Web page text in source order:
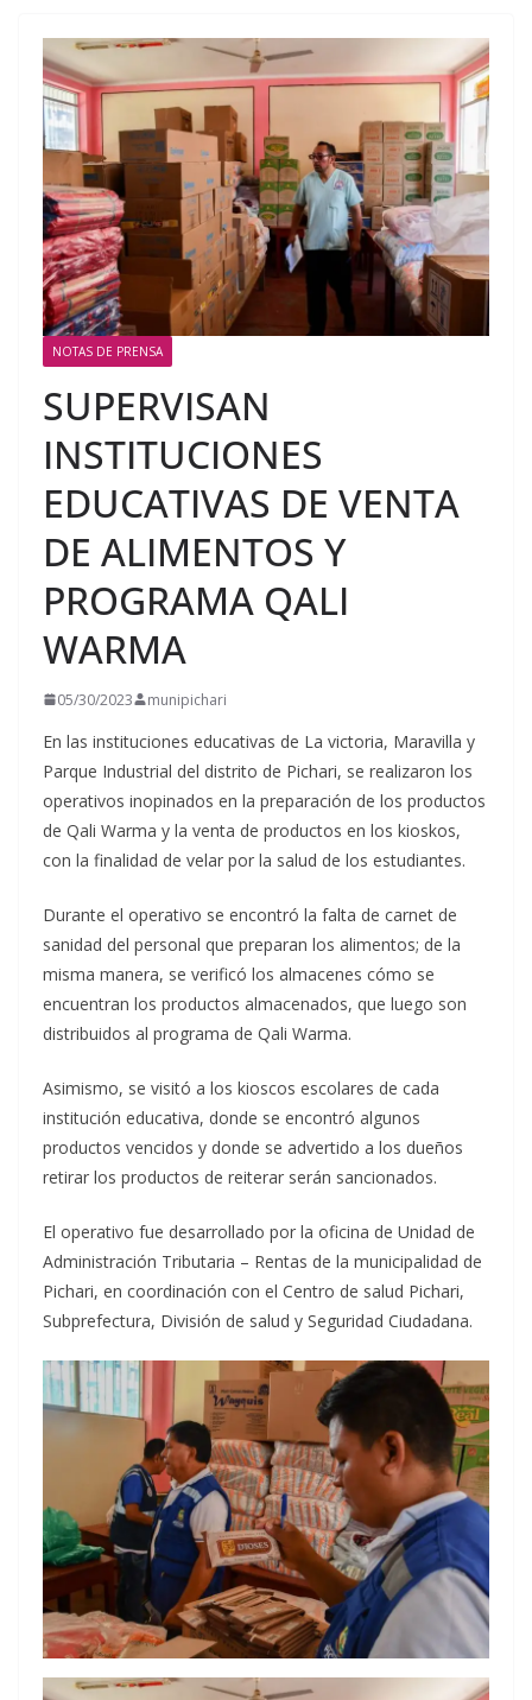
NOTAS DE PRENSA
SUPERVISAN
INSTITUCIONES
EDUCATIVAS DE VENTA
DE ALIMENTOS Y
PROGRAMA QALI
WARMA
05/30/2023 munipichari
En las instituciones educativas de La victoria, Maravilla y
Parque Industrial del distrito de Pichari, se realizaron los
operativos inopinados en la preparación de los productos
de Qali Warma y la venta de productos en los kioskos,
con la finalidad de velar por la salud de los estudiantes.
Durante el operativo se encontró la falta de carnet de
sanidad del personal que preparan los alimentos; de la
misma manera, se verificó los almacenes cómo se
encuentran los productos almacenados, que luego son
distribuidos al programa de Qali Warma.
Asimismo, se visitó a los kioscos escolares de cada
institución educativa, donde se encontró algunos
productos vencidos y donde se advertido a los dueños
retirar los productos de reiterar serán sancionados.
El operativo fue desarrollado por la oficina de Unidad de
Administración Tributaria – Rentas de la municipalidad de
Pichari, en coordinación con el Centro de salud Pichari,
Subprefectura, División de salud y Seguridad Ciudadana.